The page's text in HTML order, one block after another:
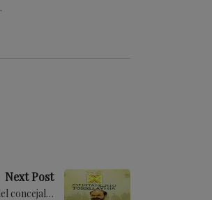
Next Post
concejal…